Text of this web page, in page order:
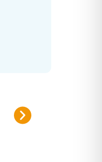
Plan canicule 2026
Inscrivez-vous sur le registre